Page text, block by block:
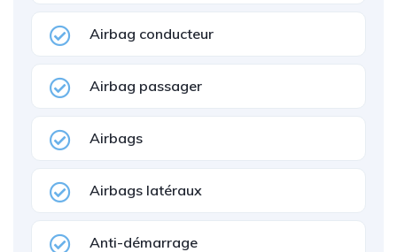
Airbag conducteur
Airbag passager
Airbags
Airbags latéraux
Anti-démarrage